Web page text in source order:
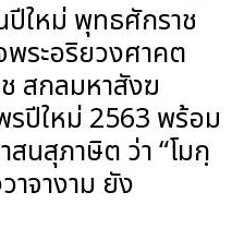
ใหม่ พุทธศักราช
พระอริยวงศาคต
สกลมหาสังฆ
รปีใหม่ 2563 พร้อม
นสุภาษิต ว่า “โมกฺ
าจางาม ยัง